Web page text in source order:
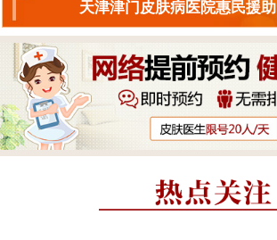
天津津门皮肤病医院惠民援助